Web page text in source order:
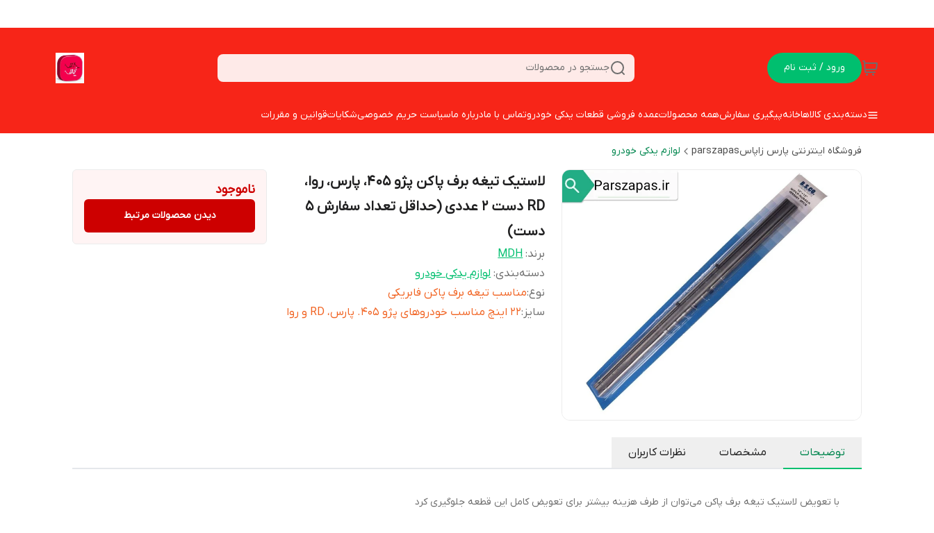
ورود / ثبت نام جستجو در محصولات
دسته‌بندی کالاهاخانهپیگیری سفارشهمه محصولاتعمده فروشی قطعات یدکی خودروتماس با مادرباره ماسیاست حریم خصوصیشکایاتقوانین و مقررات
فروشگاه اینترنتی پارس زاپاسparszapas لوازم یدکی خودرو
لاستیک تیغه برف پاکن پژو 405، پارس، روا،
RD دست 2 عددی (حداقل تعداد سفارش 5
دست)
برند: MDH
دسته‌بندی:لوازم یدکی خودرو
نوع:مناسب تیغه برف پاکن فابریکی
سایز :22 اینچ مناسب خودروهای پژو 405. پارس، RD و روا
ناموجود
دیدن محصولات مرتبط
توضیحات مشخصات نظرات کاربران
با تعویض لاستیک تیغه برف پاکن می‌توان از طرف هزینه بیشتر برای تعویض کامل این قطعه جلوگیری کرد